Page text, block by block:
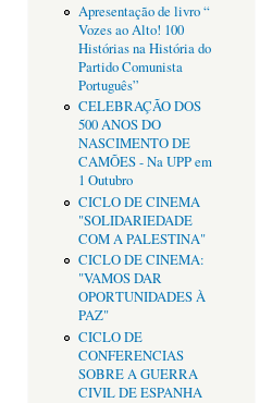
Apresentação de livro “
Vozes ao Alto! 100
Histórias na História do
Partido Comunista
Português”
CELEBRAÇÃO DOS
500 ANOS DO
NASCIMENTO DE
CAMÕES - Na UPP em
1 Outubro
CICLO DE CINEMA
"SOLIDARIEDADE
COM A PALESTINA"
CICLO DE CINEMA:
"VAMOS DAR
OPORTUNIDADES À
PAZ"
CICLO DE
CONFERENCIAS
SOBRE A GUERRA
CIVIL DE ESPANHA